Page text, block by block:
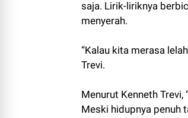
saja. Lirik-liriknya
menyerah.
“Kalau kita merasa
Trevi.
Menurut Kenneth Trevi,
Meski hidupnya penuh